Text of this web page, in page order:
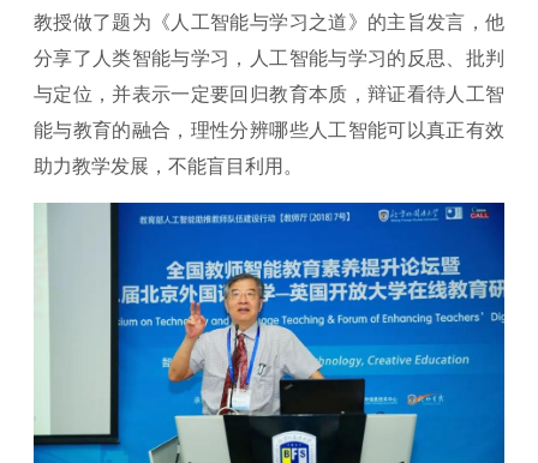
教授做了题为《人工智能与学习之道》的主旨发言，他
分享了人类智能与学习，人工智能与学习的反思、批判
与定位，并表示一定要回归教育本质，辩证看待人工智
能与教育的融合，理性分辨哪些人工智能可以真正有效
助力教学发展，不能盲目利用。